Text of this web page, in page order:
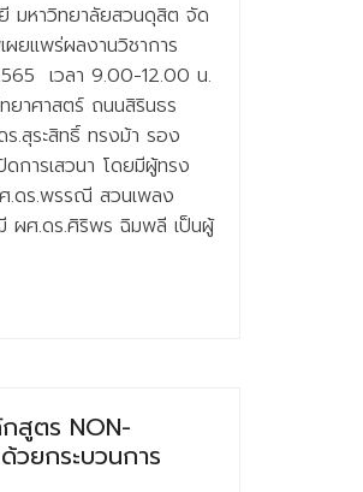
มหาวิทยาลัยสวนดุสิต จัด
ผยแพร่ผลงานวิชาการ
เวลา 9.00-12.00 น.
าศาสตร์ ถนนสิรินธร
.สุระสิทธิ์ ทรงม้า รอง
การเสวนา โดยมีผู้ทรง
.ดร.พรรณี สวนเพลง
ผศ.ดร.ศิริพร ฉิมพลี เป็นผู้
สูตร NON-
วยกระบวนการ